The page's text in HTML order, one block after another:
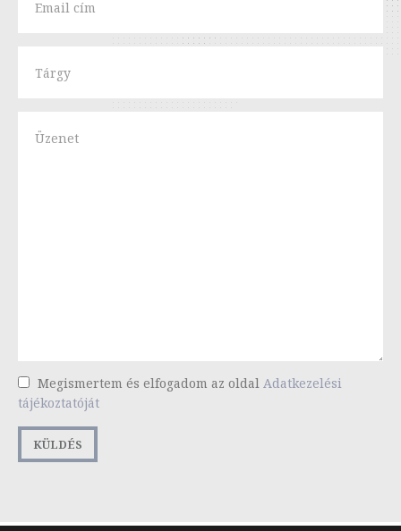
Megismertem és elfogadom az oldal Adatkezelési
tájékoztatóját